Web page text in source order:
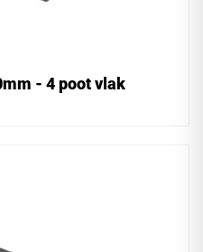
- 4 poot vlak